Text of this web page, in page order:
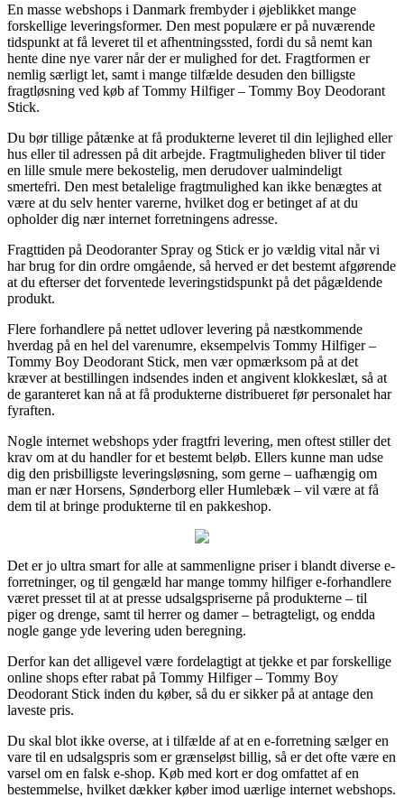
En masse webshops i Danmark frembyder i øjeblikket mange
forskellige leveringsformer. Den mest populære er på nuværende
tidspunkt at få leveret til et afhentningssted, fordi du så nemt kan
hente dine nye varer når der er mulighed for det. Fragtformen er
nemlig særligt let, samt i mange tilfælde desuden den billigste
fragtløsning ved køb af Tommy Hilfiger – Tommy Boy Deodorant
Stick.
Du bør tillige påtænke at få produkterne leveret til din lejlighed eller
hus eller til adressen på dit arbejde. Fragtmuligheden bliver til tider
en lille smule mere bekostelig, men derudover ualmindeligt
smertefri. Den mest betalelige fragtmulighed kan ikke benægtes at
være at du selv henter varerne, hvilket dog er betinget af at du
opholder dig nær internet forretningens adresse.
Fragttiden på Deodoranter Spray og Stick er jo vældig vital når vi
har brug for din ordre omgående, så herved er det bestemt afgørende
at du efterser det forventede leveringstidspunkt på det pågældende
produkt.
Flere forhandlere på nettet udlover levering på næstkommende
hverdag på en hel del varenumre, eksempelvis Tommy Hilfiger –
Tommy Boy Deodorant Stick, men vær opmærksom på at det
kræver at bestillingen indsendes inden et angivent klokkeslæt, så at
de garanteret kan nå at få produkterne distribueret før personalet har
fyraften.
Nogle internet webshops yder fragtfri levering, men oftest stiller det
krav om at du handler for et bestemt beløb. Ellers kunne man udse
dig den prisbilligste leveringsløsning, som gerne – uafhængig om
man er nær Horsens, Sønderborg eller Humlebæk – vil være at få
dem til at bringe produkterne til en pakkeshop.
Det er jo ultra smart for alle at sammenligne priser i blandt diverse e-
forretninger, og til gengæld har mange tommy hilfiger e-forhandlere
været presset til at at presse udsalgspriserne på produkterne – til
piger og drenge, samt til herrer og damer – betragteligt, og endda
nogle gange yde levering uden beregning.
Derfor kan det alligevel være fordelagtigt at tjekke et par forskellige
online shops efter rabat på Tommy Hilfiger – Tommy Boy
Deodorant Stick inden du køber, så du er sikker på at antage den
laveste pris.
Du skal blot ikke overse, at i tilfælde af at en e-forretning sælger en
vare til en udsalgspris som er grænseløst billig, så er det ofte være en
varsel om en falsk e-shop. Køb med kort er dog omfattet af en
bestemmelse, hvilket dækker køber imod uærlige internet webshops.